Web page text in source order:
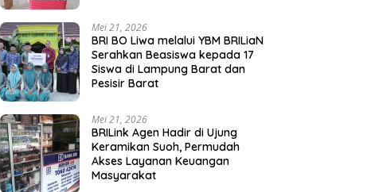
Mei 21, 2026
BRI BO Liwa melalui YBM BRILiaN
Serahkan Beasiswa kepada 17
Siswa di Lampung Barat dan
Pesisir Barat
Mei 21, 2026
BRILink Agen Hadir di Ujung
Keramikan Suoh, Permudah
Akses Layanan Keuangan
Masyarakat